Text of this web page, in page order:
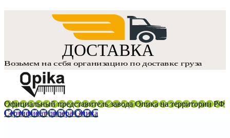
Официальный представитель завода Опика на территории РФ
Сертификат дилера Опика